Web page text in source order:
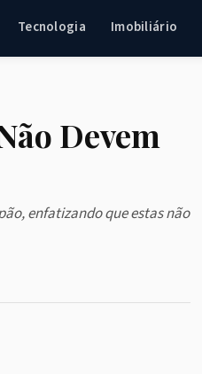
Tecnologia Imobiliário
Devem
enfatizando que estas não